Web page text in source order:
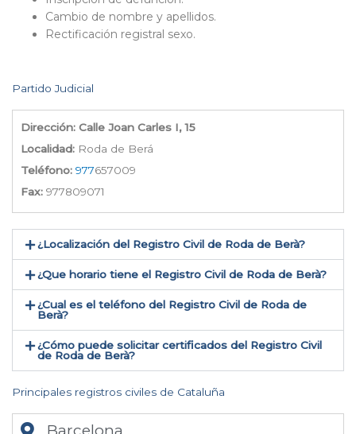
Cambio de nombre y apellidos.
Rectificación registral sexo.
Partido Judicial
Dirección: Calle Joan Carles I, 15
Localidad: Roda de Berá
Teléfono: 977657009
Fax: 977809071
¿Localización del Registro Civil de Roda de Berà​?
¿Que horario tiene el Registro Civil de Roda de Berà?
¿Cual es el teléfono del Registro Civil de Roda de
Berà​?
¿Cómo puede solicitar certificados del Registro Civil
de Roda de Berà​?
Principales registros civiles de Cataluña